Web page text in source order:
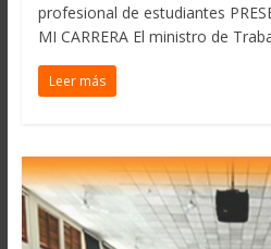
profesional de estudiantes
MI CARRERA El ministro de
Leer más